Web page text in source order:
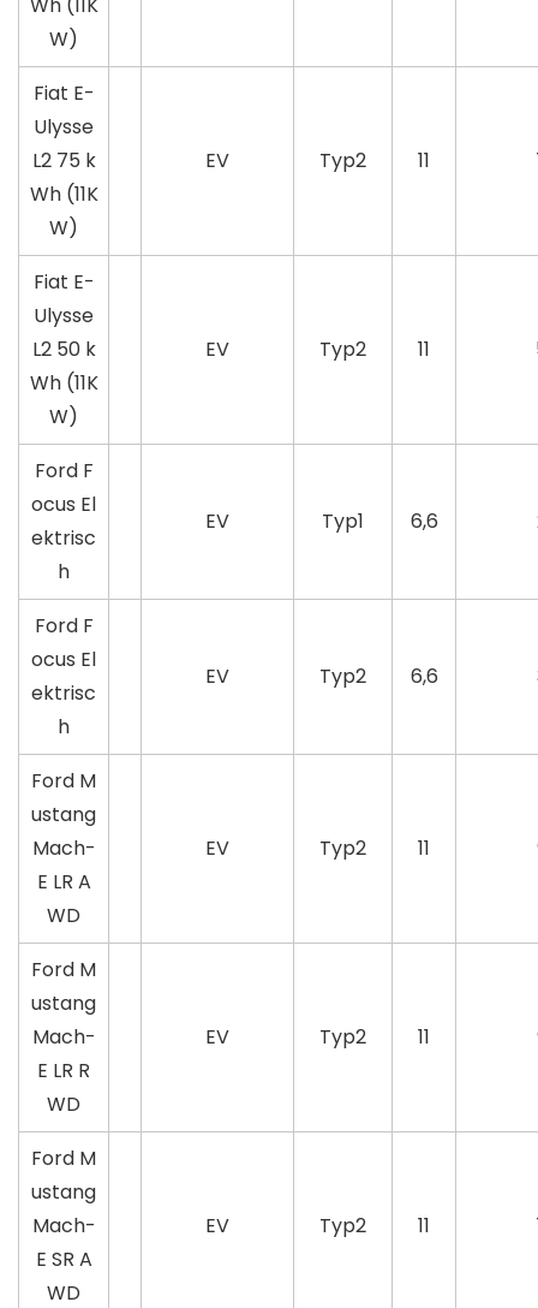
W)
Fiat E-
Ulysse
L2 75 k
Wh (11K
W)
EV Typ2 11
Fiat E-
Ulysse
L2 50 k
Wh (11K
W)
EV Typ2 11
Ford F
ocus El
ektrisc
h
EV Typ1 6,6
Ford F
ocus El
ektrisc
h
EV Typ2 6,6
Ford M
ustang
Mach-
E LR A
WD
EV Typ2 11
Ford M
ustang
Mach-
E LR R
WD
EV Typ2 11
Ford M
ustang
Mach-
E SR A
WD
EV Typ2 11